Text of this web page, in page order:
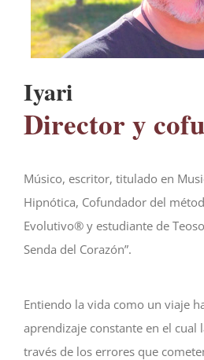
Iyari
Director y
Músico, escritor, titulado en
Hipnótica, Cofundador del
Evolutivo® y estudiante de
Senda del Corazón”.
Entiendo la vida como un viaje
aprendizaje constante en el cual
través de los errores que